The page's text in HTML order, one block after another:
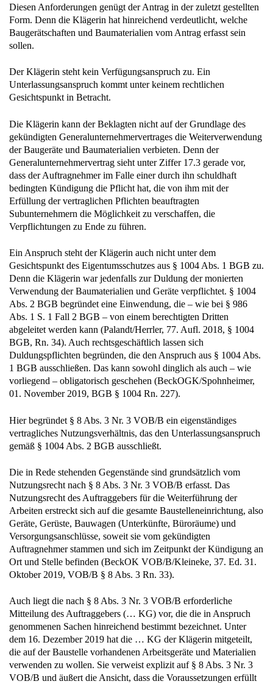
Diesen Anforderungen genügt der Antrag in der zuletzt gestellten
Form. Denn die Klägerin hat hinreichend verdeutlicht, welche
Baugerätschaften und Baumaterialien vom Antrag erfasst sein
sollen.
Der Klägerin steht kein Verfügungsanspruch zu. Ein
Unterlassungsanspruch kommt unter keinem rechtlichen
Gesichtspunkt in Betracht.
Die Klägerin kann der Beklagten nicht auf der Grundlage des
gekündigten Generalunternehmervertrages die Weiterverwendung
der Baugeräte und Baumaterialien verbieten. Denn der
Generalunternehmervertrag sieht unter Ziffer 17.3 gerade vor,
dass der Auftragnehmer im Falle einer durch ihn schuldhaft
bedingten Kündigung die Pflicht hat, die von ihm mit der
Erfüllung der vertraglichen Pflichten beauftragten
Subunternehmern die Möglichkeit zu verschaffen, die
Verpflichtungen zu Ende zu führen.
Ein Anspruch steht der Klägerin auch nicht unter dem
Gesichtspunkt des Eigentumsschutzes aus § 1004 Abs. 1 BGB zu.
Denn die Klägerin war jedenfalls zur Duldung der monierten
Verwendung der Baumaterialien und Geräte verpflichtet. § 1004
Abs. 2 BGB begründet eine Einwendung, die – wie bei § 986
Abs. 1 S. 1 Fall 2 BGB – von einem berechtigten Dritten
abgeleitet werden kann (Palandt/Herrler, 77. Aufl. 2018, § 1004
BGB, Rn. 34). Auch rechtsgeschäftlich lassen sich
Duldungspflichten begründen, die den Anspruch aus § 1004 Abs.
1 BGB ausschließen. Das kann sowohl dinglich als auch – wie
vorliegend – obligatorisch geschehen (BeckOGK/Spohnheimer,
01. November 2019, BGB § 1004 Rn. 227).
Hier begründet § 8 Abs. 3 Nr. 3 VOB/B ein eigenständiges
vertragliches Nutzungsverhältnis, das den Unterlassungsanspruch
gemäß § 1004 Abs. 2 BGB ausschließt.
Die in Rede stehenden Gegenstände sind grundsätzlich vom
Nutzungsrecht nach § 8 Abs. 3 Nr. 3 VOB/B erfasst. Das
Nutzungsrecht des Auftraggebers für die Weiterführung der
Arbeiten erstreckt sich auf die gesamte Baustelleneinrichtung, also
Geräte, Gerüste, Bauwagen (Unterkünfte, Büroräume) und
Versorgungsanschlüsse, soweit sie vom gekündigten
Auftragnehmer stammen und sich im Zeitpunkt der Kündigung an
Ort und Stelle befinden (BeckOK VOB/B/Kleineke, 37. Ed. 31.
Oktober 2019, VOB/B § 8 Abs. 3 Rn. 33).
Auch liegt die nach § 8 Abs. 3 Nr. 3 VOB/B erforderliche
Mitteilung des Auftraggebers (… KG) vor, die die in Anspruch
genommenen Sachen hinreichend bestimmt bezeichnet. Unter
dem 16. Dezember 2019 hat die … KG der Klägerin mitgeteilt,
die auf der Baustelle vorhandenen Arbeitsgeräte und Materialien
verwenden zu wollen. Sie verweist explizit auf § 8 Abs. 3 Nr. 3
VOB/B und äußert die Ansicht, dass die Voraussetzungen erfüllt